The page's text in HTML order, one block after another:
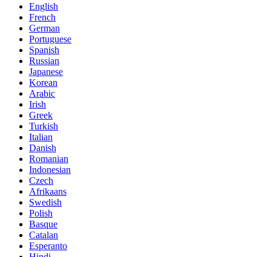
English
French
German
Portuguese
Spanish
Russian
Japanese
Korean
Arabic
Irish
Greek
Turkish
Italian
Danish
Romanian
Indonesian
Czech
Afrikaans
Swedish
Polish
Basque
Catalan
Esperanto